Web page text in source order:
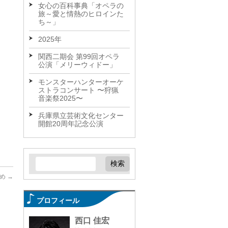
→
女心の百科事典「オペラの
旅～愛と情熱のヒロインた
ち～」
2025年
関西二期会 第99回オペラ
公演「メリーウィドー」
モンスターハンターオーケ
ストラコンサート 〜狩猟
音楽祭2025〜
兵庫県立芸術文化センター
開館20周年記念公演
プロフィール
西口 佳宏